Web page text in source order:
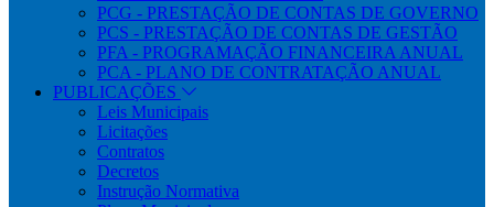
PCG - PRESTAÇÃO DE CONTAS DE GOVERNO
PCS - PRESTAÇÃO DE CONTAS DE GESTÃO
PFA - PROGRAMAÇÃO FINANCEIRA ANUAL
PCA - PLANO DE CONTRATAÇÃO ANUAL
PUBLICAÇÕES
Leis Municipais
Licitações
Contratos
Decretos
Instrução Normativa